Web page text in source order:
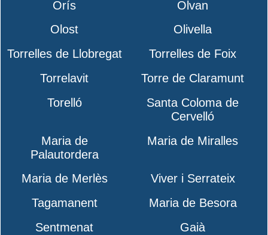
Orís
Olvan
Olost
Olivella
Torrelles de Llobregat
Torrelles de Foix
Torrelavit
Torre de Claramunt
Torelló
Santa Coloma de
Cervelló
Maria de
Palautordera
Maria de Miralles
Maria de Merlès
Viver i Serrateix
Tagamanent
Maria de Besora
Sentmenat
Gaià